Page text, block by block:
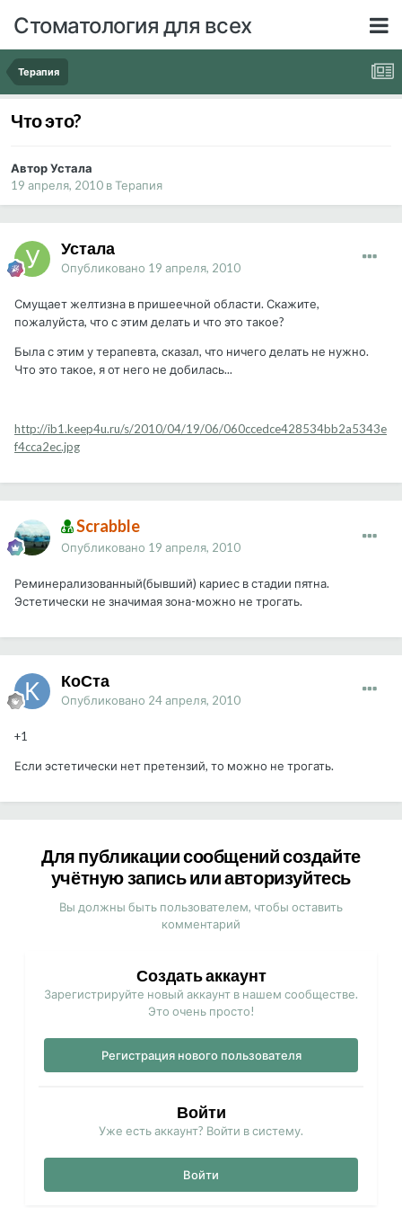
Стоматология для всех
Терапия
Что это?
Автор Устала
19 апреля, 2010 вТерапия
Устала
Опубликовано 19 апреля, 2010
Смущает желтизна в пришеечной области. Скажите,
пожалуйста, что с этим делать и что это такое?
Была с этим у терапевта, сказал, что ничего делать не нужно.
Что это такое, я от него не добилась...
http://ib1.keep4u.ru/s/2010/04/19/06/060ccedce428534bb2a5343e
f4cca2ec.jpg
Scrabble
Опубликовано 19 апреля, 2010
Реминерализованный(бывший) кариес в стадии пятна.
Эстетически не значимая зона-можно не трогать.
КоСта
Опубликовано 24 апреля, 2010
+1
Если эстетически нет претензий, то можно не трогать.
Для публикации сообщений создайте
учётную запись или авторизуйтесь
Вы должны быть пользователем, чтобы оставить
комментарий
Создать аккаунт
Зарегистрируйте новый аккаунт в нашем сообществе.
Это очень просто!
Регистрация нового пользователя
Войти
Уже есть аккаунт? Войти в систему.
Войти